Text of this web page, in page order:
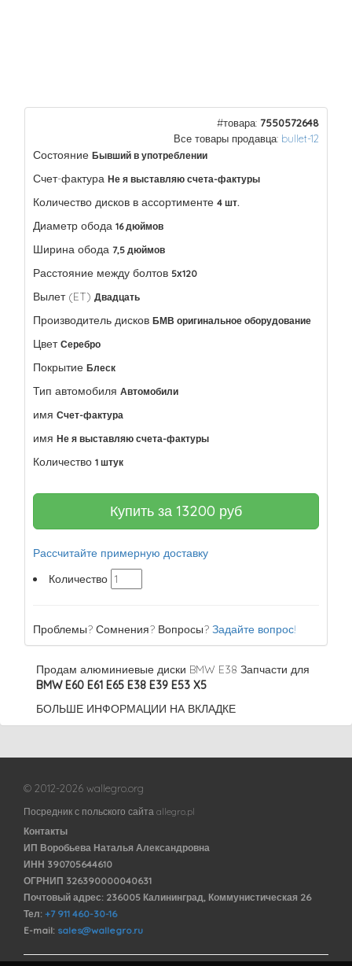
#товара: 7550572648
Все товары продавца: bullet-12
Состояние Бывший в употреблении
Счет-фактура Не я выставляю счета-фактуры
Количество дисков в ассортименте 4 шт.
Диаметр обода 16 дюймов
Ширина обода 7,5 дюймов
Расстояние между болтов 5х120
Вылет (ET) Двадцать
Производитель дисков БМВ оригинальное оборудование
Цвет Серебро
Покрытие Блеск
Тип автомобиля Автомобили
имя Счет-фактура
имя Не я выставляю счета-фактуры
Количество 1 штук
Купить за 13200 руб
Рассчитайте примерную доставку
Количество
Проблемы? Сомнения? Вопросы? Задайте вопрос!
Продам алюминиевые диски BMW E38 Запчасти для
BMW E60 E61 E65 E38 E39 E53 X5
БОЛЬШЕ ИНФОРМАЦИИ НА ВКЛАДКЕ
© 2012-2026 wallegro.org
Посредник с польского сайта allegro.pl
Контакты
ИП Воробьева Наталья Александровна
ИНН 390705644610
ОГРНИП 326390000040631
Почтовый адрес: 236005 Калининград, Коммунистическая 26
Тел: +7 911 460-30-16
E-mail: sales@wallegro.ru